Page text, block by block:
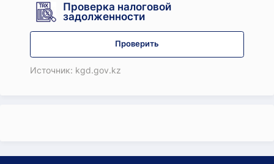
Проверка налоговой
задолженности
Проверить
Источник: kgd.gov.kz